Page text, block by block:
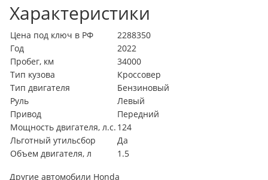
Характеристики
Цена под ключ в РФ
2288350
Год
2022
Пробег, км
34000
Тип кузова
Кроссовер
Тип двигателя
Бензиновый
Руль
Левый
Привод
Передний
Мощность двигателя, л.с. 124
Льготный утильсбор
Да
Объем двигателя, л
1.5
Другие автомобили Honda